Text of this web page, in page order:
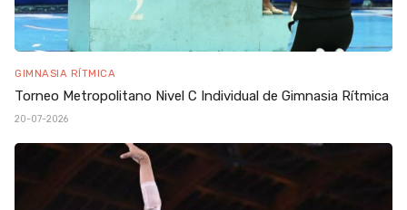
GIMNASIA RÍTMICA
Torneo Metropolitano Nivel C Individual de Gimnasia Rítmica
20-07-2026